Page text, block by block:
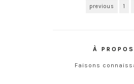
previous 1
À PROPOS
Faisons